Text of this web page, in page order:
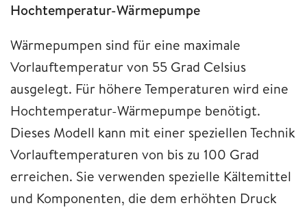
Hochtemperatur-Wärmepumpe
Wärmepumpen sind für eine maximale
Vorlauftemperatur von 55 Grad Celsius
ausgelegt. Für höhere Temperaturen wird eine
Hochtemperatur-Wärmepumpe benötigt.
Dieses Modell kann mit einer speziellen Technik
Vorlauftemperaturen von bis zu 100 Grad
erreichen. Sie verwenden spezielle Kältemittel
und Komponenten, die dem erhöhten Druck